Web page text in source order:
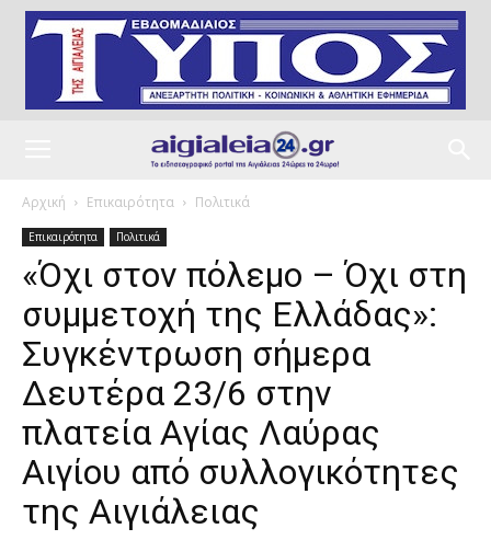
Αρχική Επικαιρότητα Πολιτικά
Επικαιρότητα Πολιτικά
«Όχι στον πόλεμο – Όχι στη
συμμετοχή της Ελλάδας»:
Συγκέντρωση σήμερα
Δευτέρα 23/6 στην
πλατεία Αγίας Λαύρας
Αιγίου από συλλογικότητες
της Αιγιάλειας